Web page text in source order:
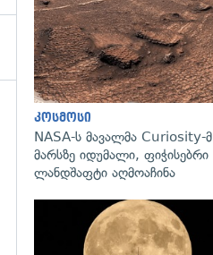
კოსმოსი
NASA-ს მავალმა Curiosity-მ
მარსზე იდუმალი, ფიჭისებრი
ლანდშაფტი აღმოაჩინა